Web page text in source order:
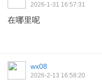
2026-1-31 16:57:31
在哪里呢
wx08
2026-2-13 16:58:20